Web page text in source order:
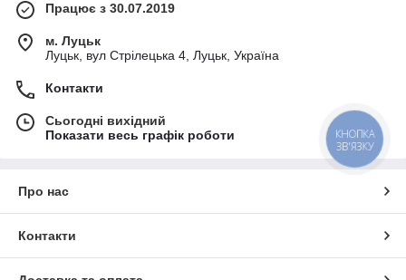
Працює з 30.07.2019
м. Луцьк
Луцьк, вул Стрілецька 4, Луцьк, Україна
Контакти
Сьогодні вихідний
Показати весь графік роботи
Про нас
Контакти
КНОПКА
ЗВ'ЯЗКУ